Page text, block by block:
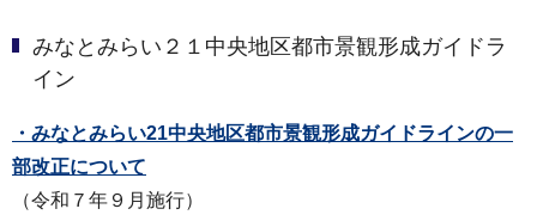
みなとみらい２１中央地区都市景観形成ガイドラ
イン
・ みなとみらい21中央地区都市景観形成ガイドラインの一
部改正について
（令和７年９月施行）